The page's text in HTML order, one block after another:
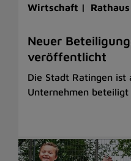
Wirtschaft | Rathaus
Neuer
veröffentlicht
Die Stadt Ratingen ist
Unternehmen beteiligt